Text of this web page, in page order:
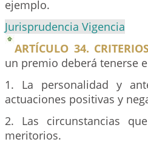
ejemplo.
Jurisprudencia Vigencia
ARTÍCULO 34.
un premio deberá tenerse
1. La personalidad y
actuaciones positivas y
2. Las circunstancias
meritorios.